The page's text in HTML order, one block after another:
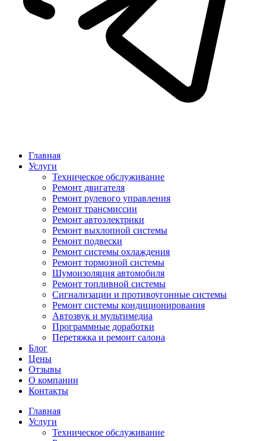
Главная
Услуги
Техническое обслуживание
Ремонт двигателя
Ремонт рулевого управления
Ремонт трансмиссии
Ремонт автоэлектрики
Ремонт выхлопной системы
Ремонт подвески
Ремонт системы охлаждения
Ремонт тормозной системы
Шумоизоляция автомобиля
Ремонт топливной системы
Сигнализации и противоугонные системы
Ремонт системы кондиционирования
Автозвук и мультимедиа
Программные доработки
Перетяжка и ремонт салона
Блог
Цены
Отзывы
О компании
Контакты
Главная
Услуги
Техническое обслуживание